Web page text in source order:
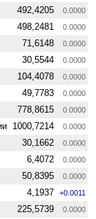
492,4205 0.0000
498,2481 0.0000
71,6148 0.0000
30,5544 0.0000
104,4078 0.0000
49,7783 0.0000
778,8615 0.0000
1000,7214 0.0000
30,1662 0.0000
6,4072 0.0000
50,8395 0.0000
4,1937 +0.0011
225,5739 0.0000